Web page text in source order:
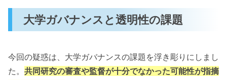
大学ガバナンスと透明性の課題
今回の疑惑は、大学ガバナンスの課題を浮き彫りにしまし
た。 共同研究の審査や監督が十分でなかった可能性が指摘